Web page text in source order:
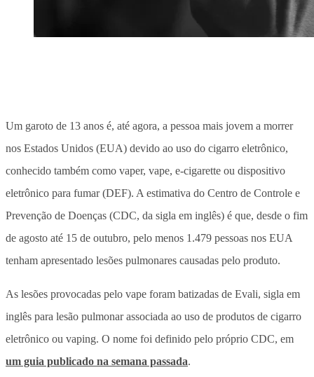
Um garoto de 13 anos é, até agora, a pessoa mais jovem a morrer
nos Estados Unidos (EUA) devido ao uso do cigarro eletrônico,
conhecido também como vaper, vape, e-cigarette ou dispositivo
eletrônico para fumar (DEF). A estimativa do Centro de Controle e
Prevenção de Doenças (CDC, da sigla em inglês) é que, desde o fim
de agosto até 15 de outubro, pelo menos 1.479 pessoas nos EUA
tenham apresentado lesões pulmonares causadas pelo produto.
As lesões provocadas pelo vape foram batizadas de Evali, sigla em
inglês para lesão pulmonar associada ao uso de produtos de cigarro
eletrônico ou vaping. O nome foi definido pelo próprio CDC, em
um guia publicado na semana passada.